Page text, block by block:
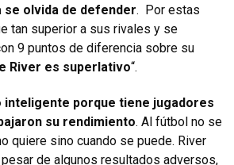
se olvida de defender. Por estas
tan superior a sus rivales y se
9 puntos de diferencia sobre su
River es superlativo“.
inteligente porque tiene jugadores
su rendimiento. Al fútbol no se
quiere sino cuando se puede. River
de algunos resultados adversos,